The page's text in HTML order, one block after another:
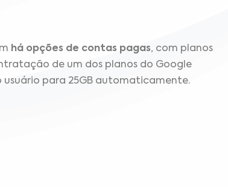
há opções de contas pagas, com planos
de um dos planos do Google
para 25GB automaticamente.